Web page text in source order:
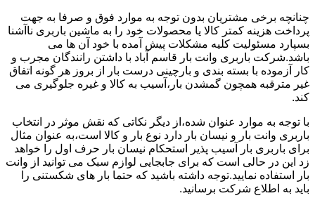
چنانچه برخی مشتریان بدون توجه به موارد فوق و صرفا به جهت
پرداخت هزینه کمتر کالا یا محصولات خود را به ماشین باربری ناآشنا
بسپارد مسئولیت کلیه مشکلات پیش آمده با خود آن ها می
باشد.شرکت باربری وانت بار قاسم آباد با داشتن رانندگان مجرب و
کار آزموده با بسته بندی و بارچینی درست بار از بروز هر گونه اتفاق
غیر مترقبه همچون گمشدن بار،آسیب به کالا و غیره جلوگیری می
کند.
با توجه به موارد عنوان شده،از دیگر نکاتی که نقش موثر در انتخاب
باربری وانت بار و نیسان بار دارد نوع بار و کالا است،به عنوان مثال
برای باربری بار آسیب پذیر استحکام نیسان بار حرف اول را خواهد
زد این در حالی است که برای جابجایی لوازم سبک می توانید از وانت
بار استفاده نمایید.توجه داشته باشید که حتما بار های شکستنی را
باید به اطلاع شرکت برسانید.